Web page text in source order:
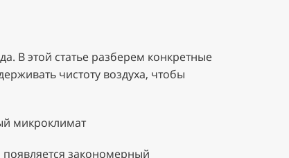
В этой статье разберем конкретные
чистоту воздуха, чтобы
микроклимат
закономерный